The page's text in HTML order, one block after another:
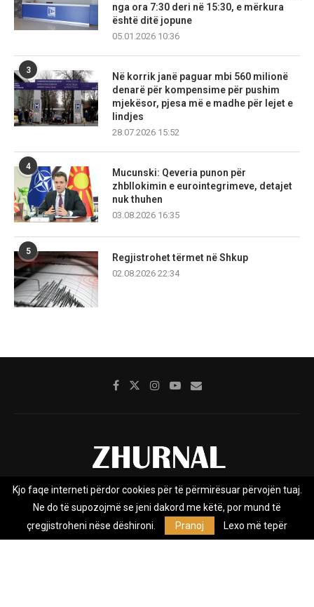
nga ora 7:30 deri në 15:30, e mërkura
është ditë jopune
05.01.2026 10:36
3
Në korrik janë paguar mbi 560 milionë
denarë për kompensime për pushim
mjekësor, pjesa më e madhe për lejet e
lindjes
28.07.2026 15:52
4
Mucunski: Qeveria punon për
zhbllokimin e eurointegrimeve, detajet
nuk thuhen
03.08.2026 16:35
5
Regjistrohet tërmet në Shkup
02.08.2026 22:34
Rreth nesh Impresumi Marketing
Privacy Policy
Zhurnal.mk është Agjenci e Lajmeve e pavarur, e themeluar në vitin
Kjo faqe interneti përdor cookies për të përmirësuar përvojën tuaj.
Ne do të supozojmë se jeni dakord me këtë, por mund të
çregjistroheni nëse dëshironi.
Pranoj Lexo më tepër